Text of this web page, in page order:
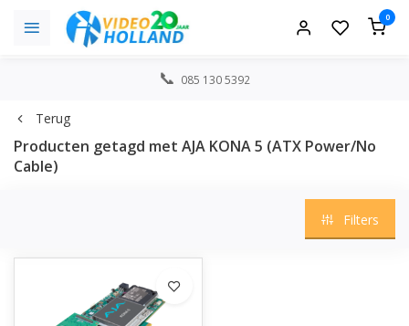
0
085 130 5392
Terug
Producten getagd met AJA KONA 5 (ATX Power/No
Cable)
Filters